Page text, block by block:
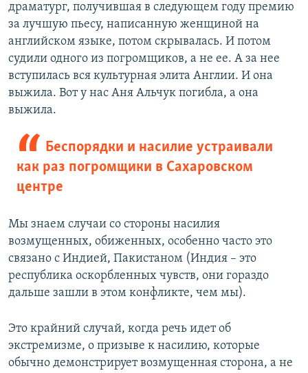
драматург, получившая в следующем году премию
за лучшую пьесу, написанную женщиной на
английском языке, потом скрывалась. И потом
судили одного из погромщиков, а не ее. А за нее
вступилась вся культурная элита Англии. И она
выжила. Вот у нас Аня Альчук погибла, а она
выжила.
Беспорядки и насилие устраивали
как раз погромщики в Сахаровском
центре
Мы знаем случаи со стороны насилия
возмущенных, обиженных, особенно часто это
связано с Индией, Пакистаном (Индия – это
республика оскорбленных чувств, они гораздо
дальше зашли в этом конфликте, чем мы).
Это крайний случай, когда речь идет об
экстремизме, о призыве к насилию, которые
обычно демонстрирует возмущенная сторона, а не